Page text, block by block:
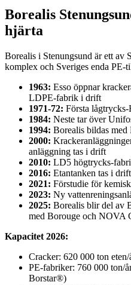
Borealis
hjärta
Borealis i Stenungsund är ett av
komplex och Sveriges enda
1963: Esso öppnar
LDPE-fabrik i drift
1971-72: Första
1984: Neste tar över
1994: Borealis bildas med
2000:
anläggning tas i drift
2010: LD5 högtrycks-
2016: Etantanken tas i
2021: Förstudie för
2023: Ny
2025: Borealis blir del av
med Borouge och NOVA
Kapacitet 2026:
Cracker: 620 000 ton
PE-fabriker: 760 000 ton/
Borstar®)